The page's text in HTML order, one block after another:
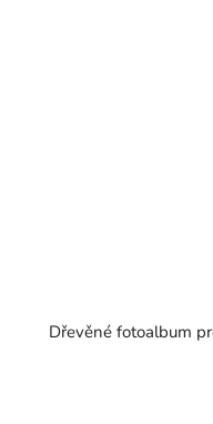
Dřevěné fotoalbum